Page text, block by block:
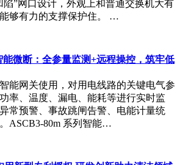
陷”网口设计，外观上和普通交换机大有
够有力的支撑保护住。 …
能微断：全参量监测+远程操控，筑牢低
能网关使用，对用电线路的关键电气参
率、温度、漏电、能耗等进行实时监
常预警、事故跳闸告警、电能计量统
ASCB3-80m 系列智能…